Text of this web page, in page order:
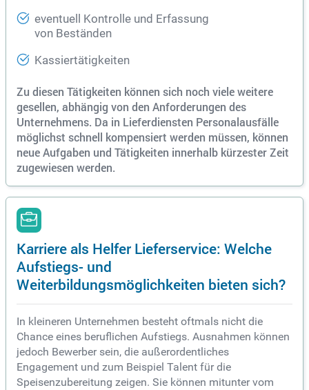
eventuell Kontrolle und Erfassung
von Beständen
Kassiertätigkeiten
Zu diesen Tätigkeiten können sich noch viele weitere
gesellen, abhängig von den Anforderungen des
Unternehmens. Da in Lieferdiensten Personalausfälle
möglichst schnell kompensiert werden müssen, können
neue Aufgaben und Tätigkeiten innerhalb kürzester Zeit
zugewiesen werden.
Karriere als Helfer Lieferservice: Welche
Aufstiegs- und
Weiterbildungsmöglichkeiten bieten sich?
In kleineren Unternehmen besteht oftmals nicht die
Chance eines beruflichen Aufstiegs. Ausnahmen können
jedoch Bewerber sein, die außerordentliches
Engagement und zum Beispiel Talent für die
Speisenzubereitung zeigen. Sie können mitunter vom